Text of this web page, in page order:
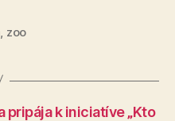
zoo
pripája k iniciatíve „Kto